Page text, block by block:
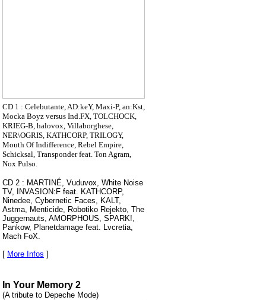
CD 1 : Celebutante, AD:keY, Maxi-P, an:Kst,
Mocka Boyz versus Ind.FX, TOLCHOCK,
KRIEG-B, halovox, Villaborghese,
NER\OGRIS, KATHCORP, TRILOGY,
Mouth Of Indifference, Rebel Empire,
Schicksal, Transponder feat. Ton Agram,
Nox Pulso.
CD 2 : MARTINÉ, Vuduvox, White Noise
TV, INVASION:F feat. KATHCORP,
Ninedee, Cybernetic Faces, KALT,
Astma, Menticide, Robotiko Rejekto, The
Juggernauts, AMORPHOUS, SPARK!,
Pankow, Planetdamage feat. Lvcretia,
Mach FoX.
[ More Infos ]
In Your Memory 2
(A tribute to Depeche Mode)